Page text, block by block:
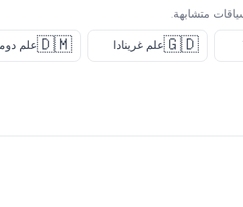
متشابهة.
🇬🇩علم غرينادا 🇩🇲علم